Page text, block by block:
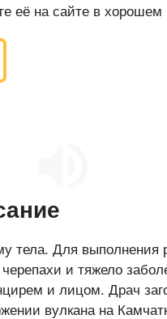
её на сайте в хорошем
Для выполнения
и тяжело
и лицом. Драч
вулкана на